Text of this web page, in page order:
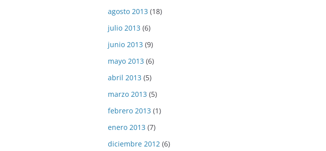
agosto 2013 (18)
julio 2013 (6)
junio 2013 (9)
mayo 2013 (6)
abril 2013 (5)
marzo 2013 (5)
febrero 2013 (1)
enero 2013 (7)
diciembre 2012 (6)